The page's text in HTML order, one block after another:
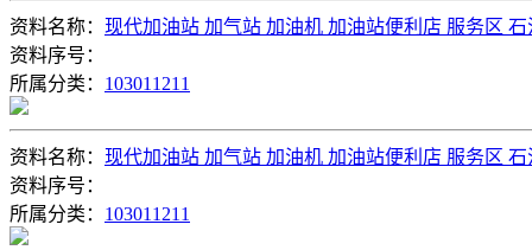
资料名称： 现代加油站 加气站 加油机 加油站便利店 服务区 石
资料序号：
所属分类： 103011211
资料名称： 现代加油站 加气站 加油机 加油站便利店 服务区 石
资料序号：
所属分类： 103011211